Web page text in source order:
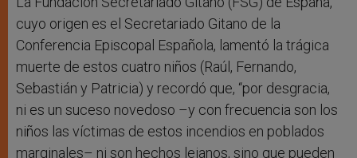
cuyo origen es el Secretariado Gitano de la
Conferencia Episcopal Española, lamentó la trágica
muerte de estos cuatro niños (Raúl, Fernando,
Sebastián y Patricia) y recordó que, “por desgracia,
ni es un suceso novedoso –y con frecuencia son los
niños las víctimas de estos incendios en poblados
marginales– ni son hechos lejanos, sino que pueden